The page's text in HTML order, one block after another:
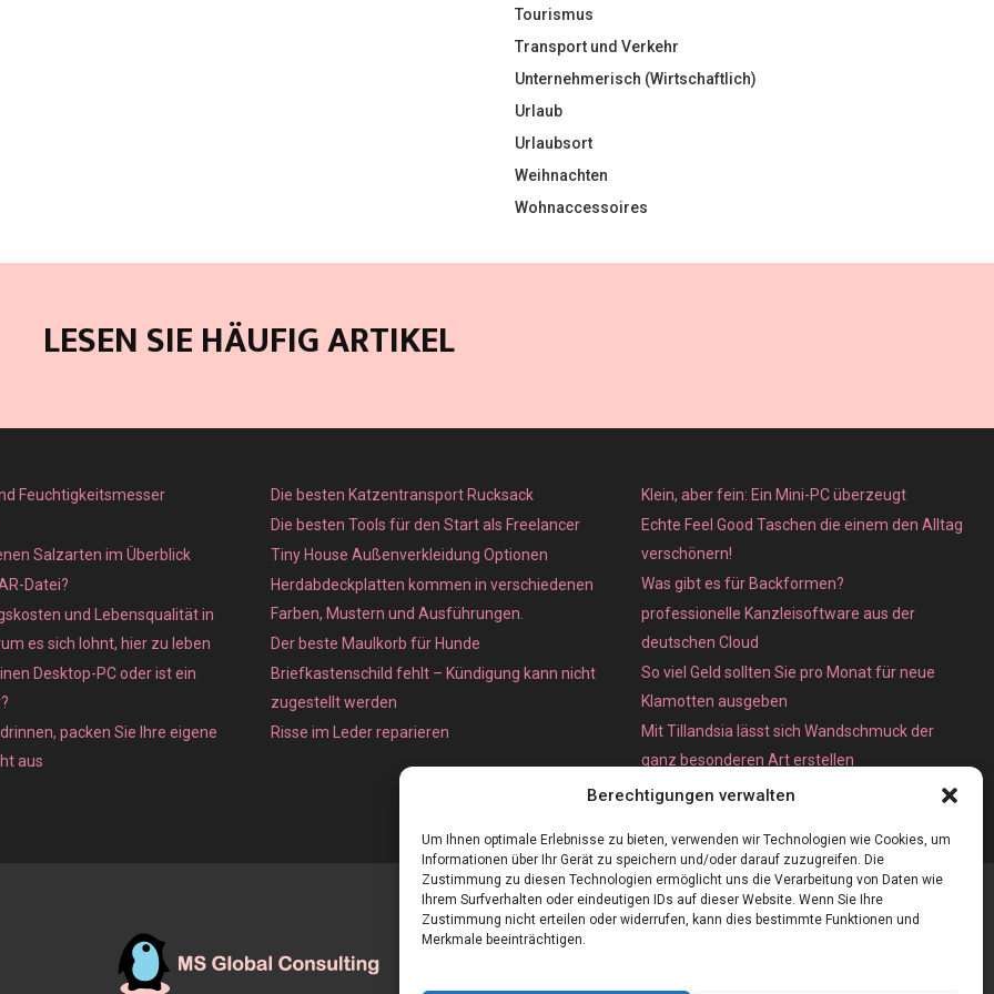
Berechtigungen verwalten
Um Ihnen optimale Erlebnisse zu bieten, verwenden wir Technologien wie Cookies, um
Informationen über Ihr Gerät zu speichern und/oder darauf zuzugreifen. Die
Zustimmung zu diesen Technologien ermöglicht uns die Verarbeitung von Daten wie
Ihrem Surfverhalten oder eindeutigen IDs auf dieser Website. Wenn Sie Ihre
Zustimmung nicht erteilen oder widerrufen, kann dies bestimmte Funktionen und
Merkmale beeinträchtigen.
Tourismus
Transport und Verkehr
Unternehmerisch (Wirtschaftlich)
Urlaub
Urlaubsort
Weihnachten
Wohnaccessoires
LESEN SIE HÄUFIG ARTIKEL
Feuchtigkeitsmesser
Salzarten im Überblick
Datei?
und Lebensqualität in
es sich lohnt, hier zu leben
Desktop-PC oder ist ein
packen Sie Ihre eigene
aus
Die besten Katzentransport Rucksack
Die besten Tools für den Start als Freelancer
Tiny House Außenverkleidung Optionen
Herdabdeckplatten kommen in verschiedenen
Farben, Mustern und Ausführungen.
Der beste Maulkorb für Hunde
Briefkastenschild fehlt – Kündigung kann nicht
zugestellt werden
Risse im Leder reparieren
Klein, aber fein: Ein Mini-PC überzeugt
Echte Feel Good Taschen die einem den Alltag
verschönern!
Was gibt es für Backformen?
professionelle Kanzleisoftware aus der
deutschen Cloud
So viel Geld sollten Sie pro Monat für neue
Klamotten ausgeben
Mit Tillandsia lässt sich Wandschmuck der
ganz besonderen Art erstellen
Unterschied zwischen Bare-Metal- und